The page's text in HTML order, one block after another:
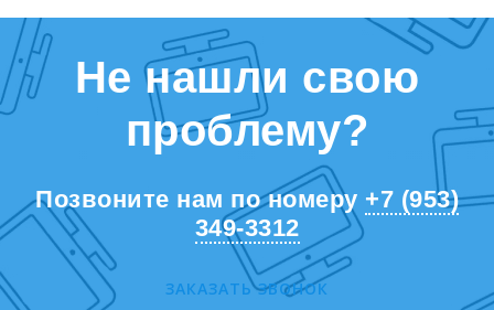
Не нашли свою
проблему?
Позвоните нам по номеру +7 (953)
349-3312
ЗАКАЗАТЬ ЗВОНОК